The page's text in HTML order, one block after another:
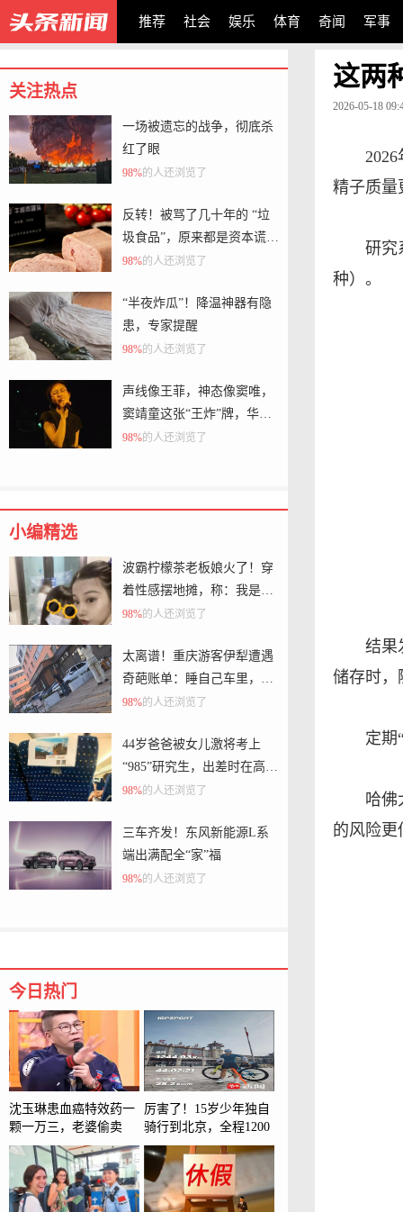
推荐 社会 娱乐 体育 奇闻 军事
关注热点
一场被遗忘的战争，彻底杀
红了眼
98%的人还浏览了
反转！被骂了几十年的 “垃
圾食品”，原来都是资本谎
言？
98%的人还浏览了
“半夜炸瓜”！降温神器有隐
患，专家提醒
98%的人还浏览了
声线像王菲，神态像窦唯，
窦靖童这张“王炸”牌，华语
乐坛独一份
98%的人还浏览了
小编精选
波霸柠檬茶老板娘火了！穿
着性感摆地摊，称：我是利
用自身优势！
98%的人还浏览了
太离谱！重庆游客伊犁遭遇
奇葩账单：睡自己车里，被
酒店收了150元“住宿费”
98%的人还浏览了
44岁爸爸被女儿激将考上
“985”研究生，出差时在高铁
上也用来学习！当事人：嘴
心学习做示范
98%的人还浏览了
三车齐发！东风新能源L系
端出满配全“家”福
98%的人还浏览了
今日热门
沈玉琳患血癌特效药一
颗一万三，老婆偷卖
800万豪车，留遗言不
许老婆嫁比自己穷的
厉害了！15岁少年独自
骑行到北京，全程1200
多公里
这两
2026-05-18
精子质量
研究
种）。
结果
储存时，
定期
哈佛
的风险更